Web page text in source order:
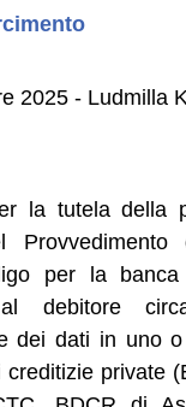
2025 - Ludmilla
la tutela della
per la
debitore
dei dati in uno
creditizie private